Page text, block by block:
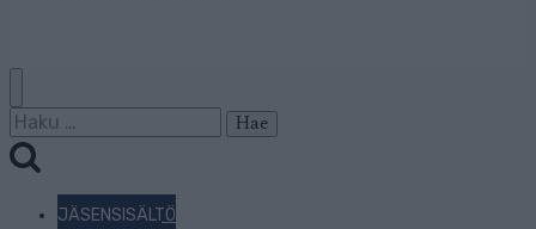
Haku:
JÄSENSISÄLTÖ